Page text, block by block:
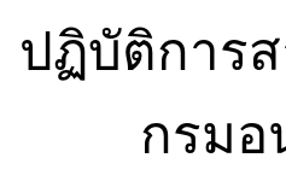
ปฏิบัติการ
กรมอ